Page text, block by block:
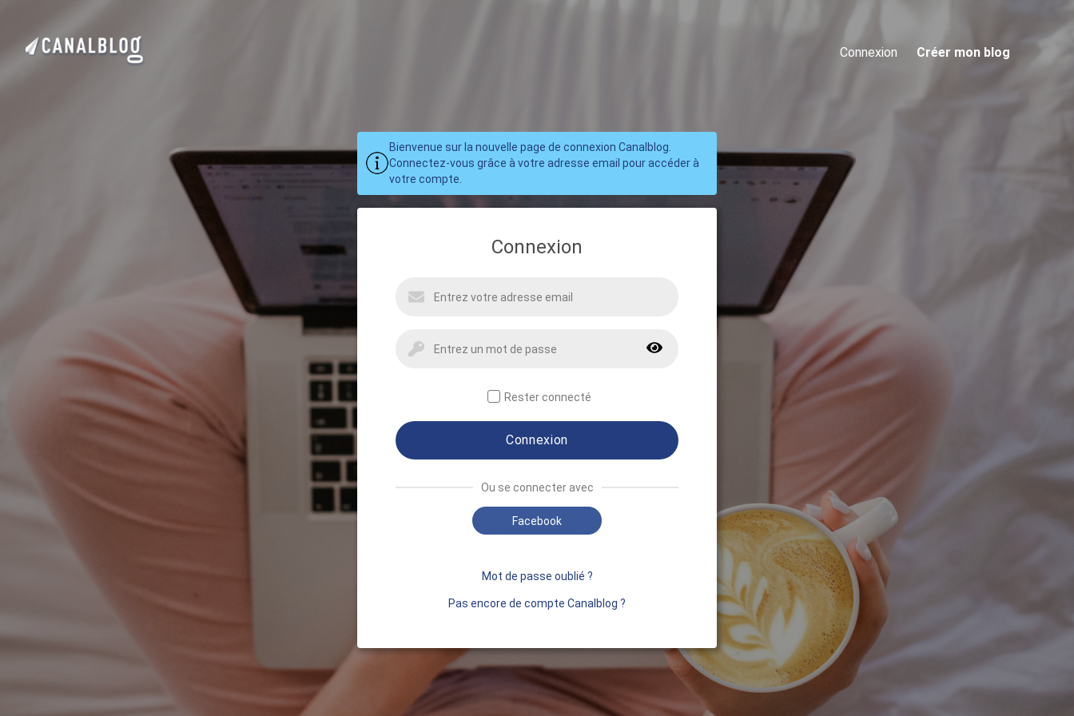
Connexion Créer mon blog
Bienvenue sur la nouvelle page de connexion Canalblog.
Connectez-vous grâce à votre adresse email pour accéder à
votre compte.
Connexion
Rester connecté
Connexion
Ou se connecter avec
Facebook
Mot de passe oublié ?
Pas encore de compte Canalblog ?